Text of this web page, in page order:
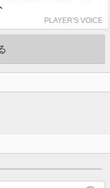
PLAYER'S VOICE